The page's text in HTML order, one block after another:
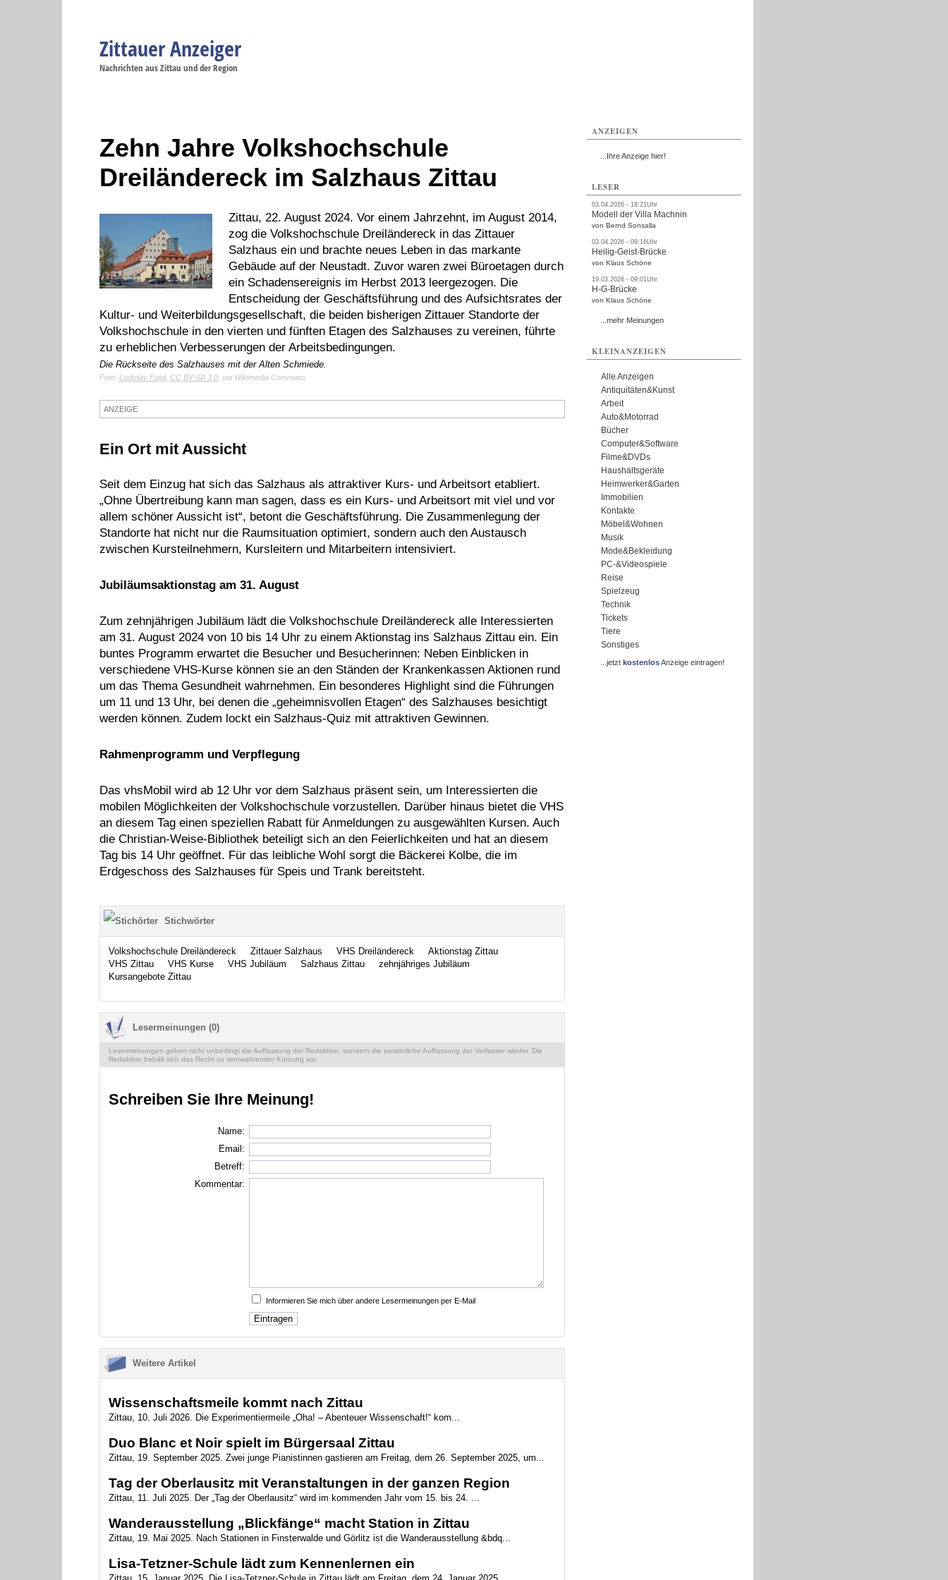
Zittauer Anzeiger
Nachrichten aus Zittau und der Region
Zehn Jahre Volkshochschule
Dreiländereck im Salzhaus Zittau
Zittau, 22. August 2024. Vor einem Jahrzehnt, im August 2014,
zog die Volkshochschule Dreiländereck in das Zittauer
Salzhaus ein und brachte neues Leben in das markante
Gebäude auf der Neustadt. Zuvor waren zwei Büroetagen durch
ein Schadensereignis im Herbst 2013 leergezogen. Die
Entscheidung der Geschäftsführung und des Aufsichtsrates der
Kultur- und Weiterbildungsgesellschaft, die beiden bisherigen Zittauer Standorte der
Volkshochschule in den vierten und fünften Etagen des Salzhauses zu vereinen, führte
zu erheblichen Verbesserungen der Arbeitsbedingungen.
Die Rückseite des Salzhauses mit der Alten Schmiede.
Foto: Ladislav Faigl, CC BY-SA 3.0, via Wikimedia Commons
ANZEIGE
Ein Ort mit Aussicht
Seit dem Einzug hat sich das Salzhaus als attraktiver Kurs- und Arbeitsort etabliert.
„Ohne Übertreibung kann man sagen, dass es ein Kurs- und Arbeitsort mit viel und vor
allem schöner Aussicht ist“, betont die Geschäftsführung. Die Zusammenlegung der
Standorte hat nicht nur die Raumsituation optimiert, sondern auch den Austausch
zwischen Kursteilnehmern, Kursleitern und Mitarbeitern intensiviert.
Jubiläumsaktionstag am 31. August
Zum zehnjährigen Jubiläum lädt die Volkshochschule Dreiländereck alle Interessierten
am 31. August 2024 von 10 bis 14 Uhr zu einem Aktionstag ins Salzhaus Zittau ein. Ein
buntes Programm erwartet die Besucher und Besucherinnen: Neben Einblicken in
verschiedene VHS-Kurse können sie an den Ständen der Krankenkassen Aktionen rund
um das Thema Gesundheit wahrnehmen. Ein besonderes Highlight sind die Führungen
um 11 und 13 Uhr, bei denen die „geheimnisvollen Etagen“ des Salzhauses besichtigt
werden können. Zudem lockt ein Salzhaus-Quiz mit attraktiven Gewinnen.
Rahmenprogramm und Verpflegung
Das vhsMobil wird ab 12 Uhr vor dem Salzhaus präsent sein, um Interessierten die
mobilen Möglichkeiten der Volkshochschule vorzustellen. Darüber hinaus bietet die VHS
an diesem Tag einen speziellen Rabatt für Anmeldungen zu ausgewählten Kursen. Auch
die Christian-Weise-Bibliothek beteiligt sich an den Feierlichkeiten und hat an diesem
Tag bis 14 Uhr geöffnet. Für das leibliche Wohl sorgt die Bäckerei Kolbe, die im
Erdgeschoss des Salzhauses für Speis und Trank bereitsteht.
Stichwörter
Volkshochschule Dreiländereck Zittauer Salzhaus VHS Dreiländereck
Aktionstag Zittau
VHS Zittau
VHS Kurse VHS Jubiläum Salzhaus Zittau
zehnjähriges Jubiläum
Kursangebote Zittau
Lesermeinungen (0)
Lesermeinungen geben nicht unbedingt die Auffassung der Redaktion, sondern die persönliche Auffassung der Verfasser wieder. Die
Redaktion behält sich das Recht zu sinnwahrender Kürzung vor.
Schreiben Sie Ihre Meinung!
Name:
Email:
Betreff:
Kommentar:
Informieren Sie mich über andere Lesermeinungen per E-Mail
Weitere Artikel
Wissenschaftsmeile kommt nach Zittau
Zittau, 10. Juli 2026. Die Experimentiermeile „Oha! – Abenteuer Wissenschaft!“ kom...
Duo Blanc et Noir spielt im Bürgersaal Zittau
Zittau, 19. September 2025. Zwei junge Pianistinnen gastieren am Freitag, dem 26. September 2025, um...
Tag der Oberlausitz mit Veranstaltungen in der ganzen Region
Zittau, 11. Juli 2025. Der „Tag der Oberlausitz“ wird im kommenden Jahr vom 15. bis 24. ...
Wanderausstellung „Blickfänge“ macht Station in Zittau
Zittau, 19. Mai 2025. Nach Stationen in Finsterwalde und Görlitz ist die Wanderausstellung &bdq...
Lisa-Tetzner-Schule lädt zum Kennenlernen ein
ANZEIGEN
...Ihre Anzeige hier!
LESER
03.04.2026 - 18:21Uhr
Modell der Villa Machnin
von Bernd Sonsalla
03.04.2026 - 09:16Uhr
Heilig-Geist-Brücke
von Klaus Schöne
19.03.2026 - 09:01Uhr
H-G-Brücke
von Klaus Schöne
...mehr Meinungen
KLEINANZEIGEN
Alle Anzeigen
Antiquitäten&Kunst
Arbeit
Auto&Motorrad
Bücher
Computer&Software
Filme&DVDs
Haushaltsgeräte
Heimwerker&Garten
Immobilien
Kontakte
Möbel&Wohnen
Musik
Mode&Bekleidung
PC-&Videospiele
Reise
Spielzeug
Technik
Tickets
Tiere
Sonstiges
...jetzt kostenlosAnzeige eintragen!